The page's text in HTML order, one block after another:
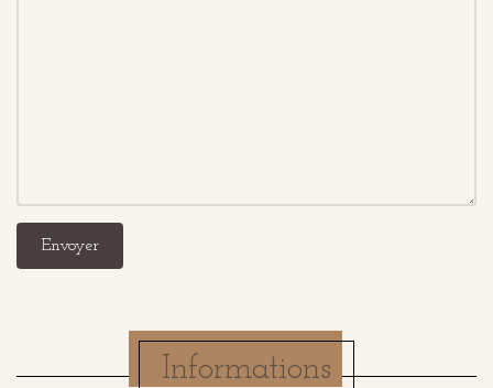
Informations